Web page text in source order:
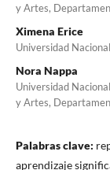
y Artes,
Ximena Erice
Universidad
Nora Nappa
Universidad
y Artes,
Palabras clave:
aprendizaje